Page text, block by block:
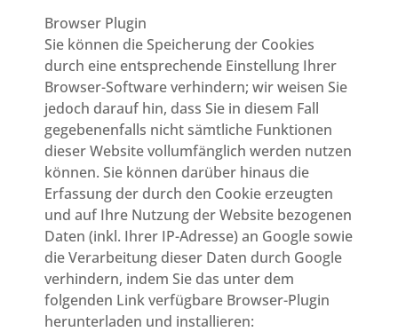
Browser Plugin
Sie können die Speicherung der Cookies
durch eine entsprechende Einstellung Ihrer
Browser-Software verhindern; wir weisen Sie
jedoch darauf hin, dass Sie in diesem Fall
gegebenenfalls nicht sämtliche Funktionen
dieser Website vollumfänglich werden nutzen
können. Sie können darüber hinaus die
Erfassung der durch den Cookie erzeugten
und auf Ihre Nutzung der Website bezogenen
Daten (inkl. Ihrer IP-Adresse) an Google sowie
die Verarbeitung dieser Daten durch Google
verhindern, indem Sie das unter dem
folgenden Link verfügbare Browser-Plugin
herunterladen und installieren: